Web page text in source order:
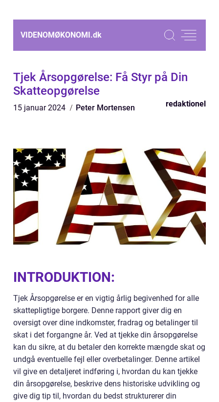
VIDENOMØKONOMI.dk
Tjek Årsopgørelse: Få Styr på Din
Skatteopgørelse
15 januar 2024 Peter Mortensen redaktionel
INTRODUKTION:
Tjek Årsopgørelse er en vigtig årlig begivenhed for alle
skattepligtige borgere. Denne rapport giver dig en
oversigt over dine indkomster, fradrag og betalinger til
skat i det forgangne år. Ved at tjekke din årsopgørelse
kan du sikre, at du betaler den korrekte mængde skat og
undgå eventuelle fejl eller overbetalinger. Denne artikel
vil give en detaljeret indføring i, hvordan du kan tjekke
din årsopgørelse, beskrive dens historiske udvikling og
give dig tip til, hvordan du bedst strukturerer din